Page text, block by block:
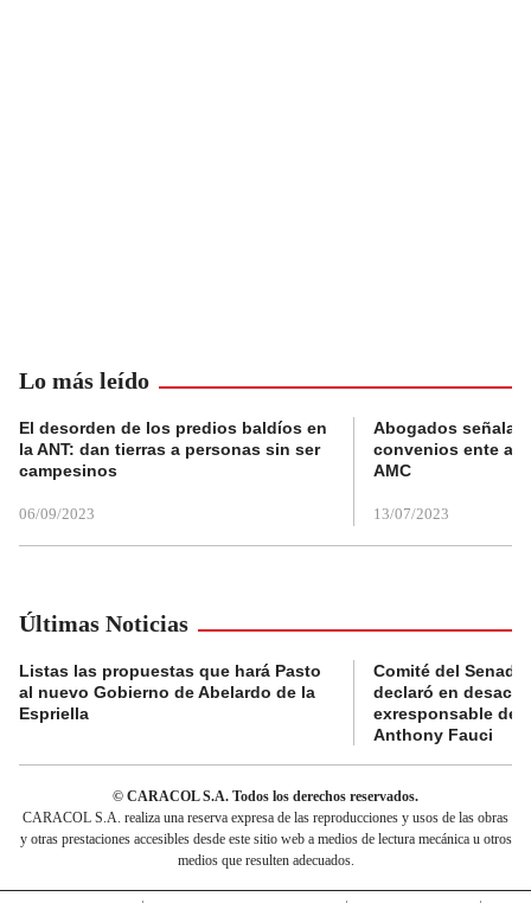
Lo más leído
El desorden de los predios baldíos en
la ANT: dan tierras a personas sin ser
campesinos
06/09/2023
Abogados
convenios ente
AMC
13/07/2023
Últimas Noticias
Listas las propuestas que hará Pasto
al nuevo Gobierno de Abelardo de la
Espriella
Comité del Senado
declaró en
exresponsable de
Anthony Fauci
© CARACOL S.A. Todos los derechos reservados.
CARACOL S.A. realiza una reserva expresa de las reproducciones y usos de las obras
y otras prestaciones accesibles desde este sitio web a medios de lectura mecánica u otros
medios que resulten adecuados.